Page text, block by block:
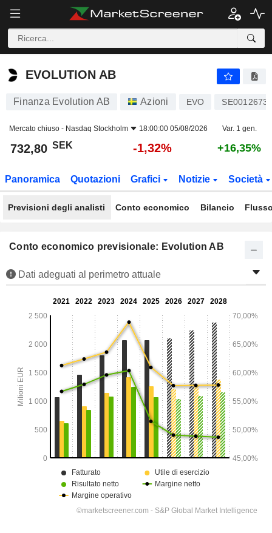
EVOLUTION AB
EVOLUTION AB
Finanza Evolution AB Azioni EVO
Mercato chiuso - Nasdaq Stockholm 18:00:00 05/08/2026 Var. 1 gen.
732,80 SEK -1,32% +16,35%
Panoramica Quotazioni Grafici Notizie Società
Previsioni degli analisti Conto economico Bilancio
Conto economico previsionale: Evolution AB
Dati adeguati al perimetro attuale